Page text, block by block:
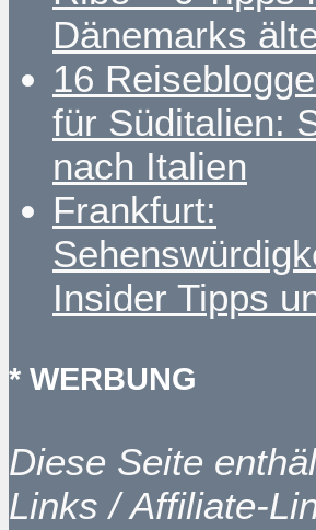
Dänemarks
16
für Süditalien:
nach Italien
Frankfurt:
Insider Tipps
* WERBUNG
Diese Seite
Links / Affiliate-